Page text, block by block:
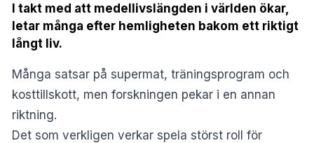
I takt med att medellivslängden i världen ökar,
letar många efter hemligheten bakom ett riktigt
långt liv.
Många satsar på supermat, träningsprogram och
kosttillskott, men forskningen pekar i en annan
riktning.
Det som verkligen verkar spela störst roll för